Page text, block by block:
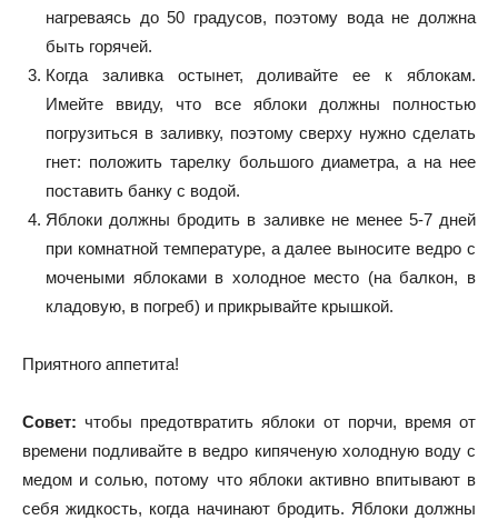
нагреваясь до 50 градусов, поэтому вода не должна
быть горячей.
Когда заливка остынет, доливайте ее к яблокам.
Имейте ввиду, что все яблоки должны полностью
погрузиться в заливку, поэтому сверху нужно сделать
гнет: положить тарелку большого диаметра, а на нее
поставить банку с водой.
Яблоки должны бродить в заливке не менее 5-7 дней
при комнатной температуре, а далее выносите ведро с
мочеными яблоками в холодное место (на балкон, в
кладовую, в погреб) и прикрывайте крышкой.
Приятного аппетита!
Совет: чтобы предотвратить яблоки от порчи, время от
времени подливайте в ведро кипяченую холодную воду с
медом и солью, потому что яблоки активно впитывают в
себя жидкость, когда начинают бродить. Яблоки должны